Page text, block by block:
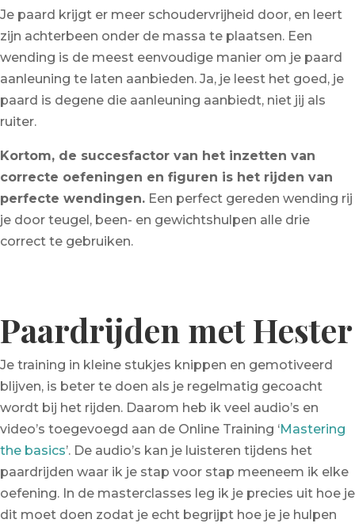
Je paard krijgt er meer schoudervrijheid door, en leert
zijn achterbeen onder de massa te plaatsen. Een
wending is de meest eenvoudige manier om je paard
aanleuning te laten aanbieden. Ja, je leest het goed, je
paard is degene die aanleuning aanbiedt, niet jij als
ruiter.
Kortom, de succesfactor van het inzetten van
correcte oefeningen en figuren is het rijden van
perfecte wendingen. Een perfect gereden wending rij
je door teugel, been- en gewichtshulpen alle drie
correct te gebruiken.
Paardrijden met Hester
Je training in kleine stukjes knippen en gemotiveerd
blijven, is beter te doen als je regelmatig gecoacht
wordt bij het rijden. Daarom heb ik veel audio’s en
video’s toegevoegd aan de Online Training ‘Mastering
the basics’. De audio’s kan je luisteren tijdens het
paardrijden waar ik je stap voor stap meeneem ik elke
oefening. In de masterclasses leg ik je precies uit hoe je
dit moet doen zodat je echt begrijpt hoe je je hulpen